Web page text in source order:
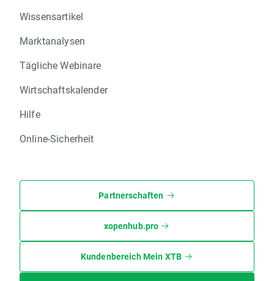
Wissensartikel
Marktanalysen
Tägliche Webinare
Wirtschaftskalender
Hilfe
Online-Sicherheit
Partnerschaften
xopenhub.pro
Kundenbereich Mein XTB